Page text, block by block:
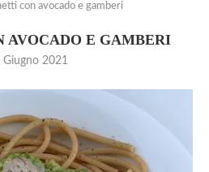
con avocado e gamberi
AVOCADO E GAMBERI
Giugno 2021